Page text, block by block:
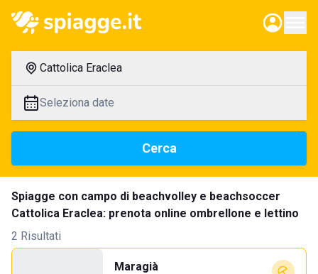
Cattolica Eraclea
Seleziona date
Cerca
Spiagge con campo di beachvolley e beachsoccer
Cattolica Eraclea: prenota online ombrellone e lettino
2 Risultati
Maragià